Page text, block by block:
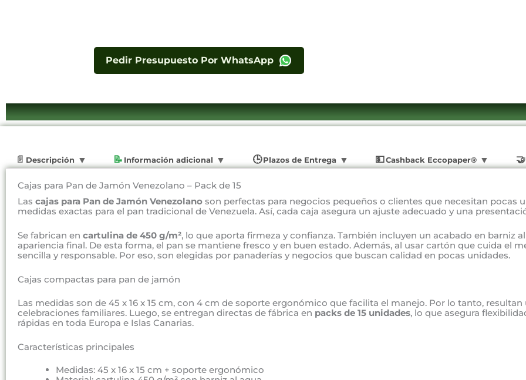
Pedir Presupuesto Por WhatsApp
Descripción Información adicional Plazos de Entrega Cashback Eccopaper®
Cajas para Pan de Jamón Venezolano – Pack de 15
Las cajas para Pan de Jamón Venezolano son perfectas para negocios pequeños o clientes que necesitan pocas
medidas exactas para el pan tradicional de Venezuela. Así, cada caja asegura un ajuste adecuado y una
Se fabrican en cartulina de 450 g/m², lo que aporta firmeza y confianza. También incluyen un acabado en barniz
apariencia final. De esta forma, el pan se mantiene fresco y en buen estado. Además, al usar cartón que cuida el
sencilla y responsable. Por eso, son elegidas por panaderías y negocios que buscan calidad en pocas unidades.
Cajas compactas para pan de jamón
Las medidas son de 45 x 16 x 15 cm, con 4 cm de soporte ergonómico que facilita el manejo. Por lo tanto,
celebraciones familiares. Luego, se entregan directas de fábrica en packs de 15 unidades, lo que asegura
rápidas en toda Europa e Islas Canarias.
Características principales
Medidas: 45 x 16 x 15 cm + soporte ergonómico